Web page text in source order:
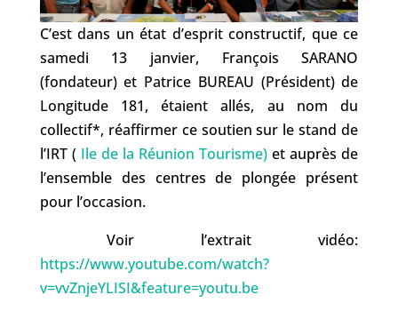
C’est dans un état d’esprit constructif, que ce
samedi 13 janvier, François SARANO
(fondateur) et Patrice BUREAU (Président) de
Longitude 181, étaient allés, au nom du
collectif*, réaffirmer ce soutien sur le stand de
l’IRT ( Ile de la Réunion Tourisme) et auprès de
l’ensemble des centres de plongée présent
pour l’occasion.
Voir l’extrait vidéo:
https://www.youtube.com/watch?
v=vvZnjeYLISI&feature=youtu.be